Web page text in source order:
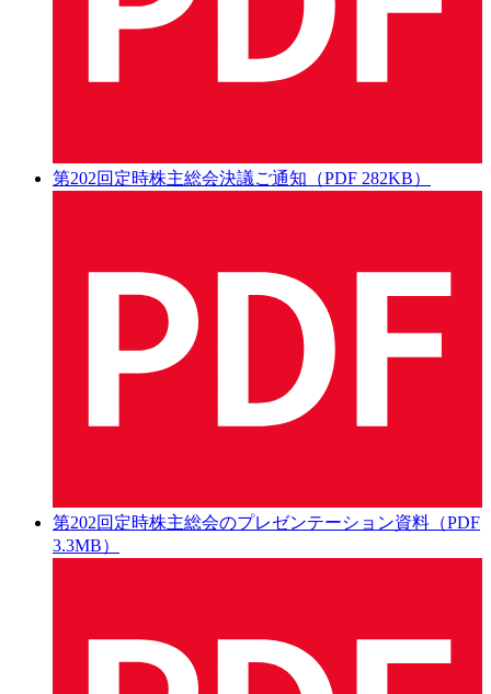
第202回定時株主総会決議ご通知（PDF 282KB）
第202回定時株主総会のプレゼンテーション資料（PDF
3.3MB）